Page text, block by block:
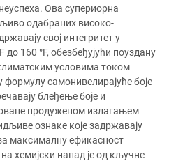
Ова супериорна
одабраних високо-
свој интегритет у
до 160 °F, обезбеђујући поуздану
условима током
формулу самонивелирајуће боје
блеђење боје и
продуженом излагањем
ознаке које задржавају
максималну ефикасност
хемијски напад је од кључне